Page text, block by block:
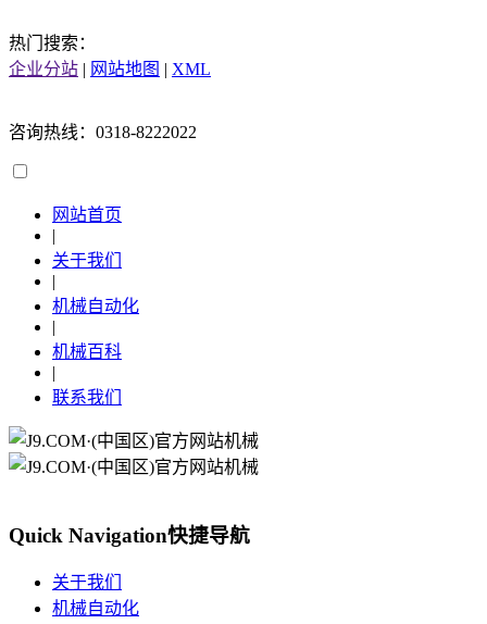
热门搜索：
企业分站 | 网站地图 | XML
咨询热线：0318-8222022
网站首页
|
关于我们
|
机械自动化
|
机械百科
|
联系我们
Quick Navigation快捷导航
关于我们
机械自动化